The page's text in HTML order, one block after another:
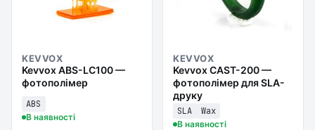
KEVVOX
Kevvox ABS-LC100 —
фотополімер
ABS
В наявності
KEVVOX
Kevvox CAST-200 —
фотополімер для SLA-
друку
SLA Wax
В наявності